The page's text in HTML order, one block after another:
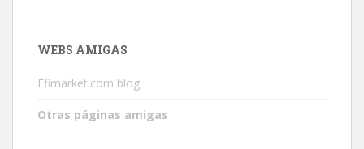
WEBS AMIGAS
Efimarket.com blog
Otras páginas amigas